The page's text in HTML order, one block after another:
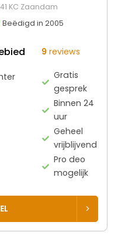
KC Zaandam
Beëdigd in 2005
9 reviews
Gratis
gesprek
Binnen 24
uur
Geheel
vrijblijvend
Pro deo
mogelijk